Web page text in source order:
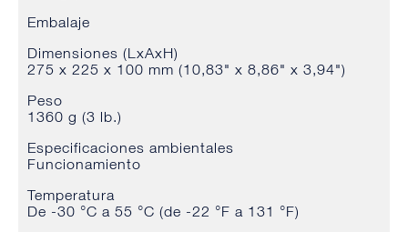
Embalaje
Dimensiones (LxAxH)
275 x 225 x 100 mm (10,83" x 8,86" x 3,94")
Peso
1360 g (3 lb.)
Especificaciones ambientales
Funcionamiento
Temperatura
De -30 °C a 55 °C (de -22 °F a 131 °F)